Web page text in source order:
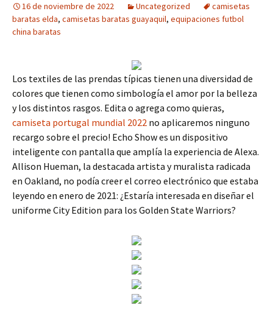
16 de noviembre de 2022 Uncategorized
camisetas
baratas elda, camisetas baratas guayaquil, equipaciones futbol
china baratas
Los textiles de las prendas típicas tienen una diversidad de
colores que tienen como simbología el amor por la belleza
y los distintos rasgos. Edita o agrega como quieras,
camiseta portugal mundial 2022 no aplicaremos ninguno
recargo sobre el precio! Echo Show es un dispositivo
inteligente con pantalla que amplía la experiencia de Alexa.
Allison Hueman, la destacada artista y muralista radicada
en Oakland, no podía creer el correo electrónico que estaba
leyendo en enero de 2021: ¿Estaría interesada en diseñar el
uniforme City Edition para los Golden State Warriors?